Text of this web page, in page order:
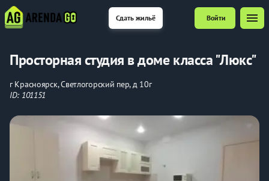
Сдать жильё Войти menu
Просторная студия в доме класса "Люкс"
г Красноярск, Светлогорский пер, д 10г
ID: 101151